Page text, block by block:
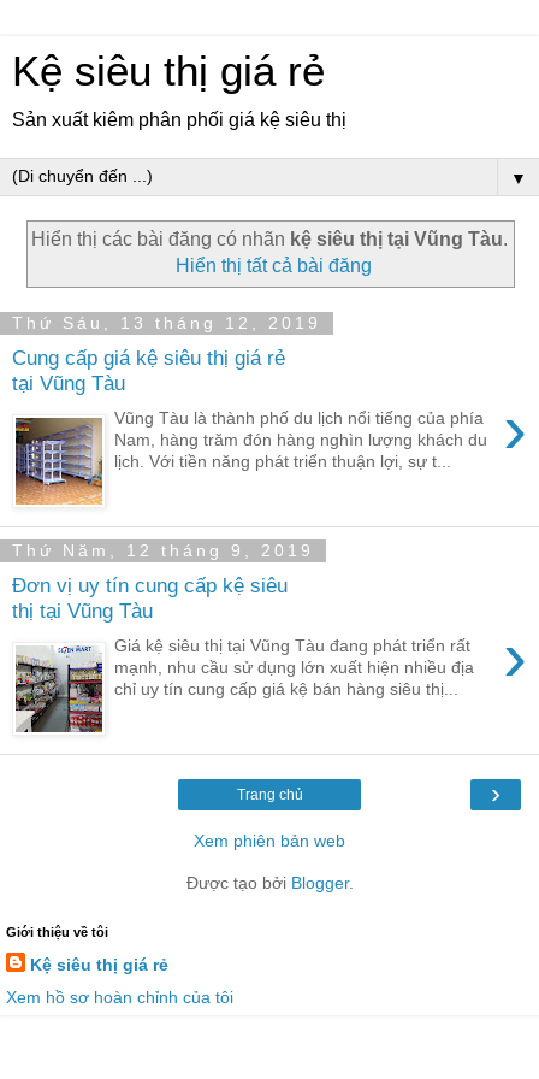
Kệ siêu thị giá rẻ
Sản xuất kiêm phân phối giá kệ siêu thị
▼
Hiển thị các bài đăng có nhãn kệ siêu thị tại Vũng Tàu.
Hiển thị tất cả bài đăng
Thứ Sáu, 13 tháng 12, 2019
Cung cấp giá kệ siêu thị giá rẻ
tại Vũng Tàu
›
Vũng Tàu là thành phố du lịch nổi tiếng của phía
Nam, hàng trăm đón hàng nghìn lượng khách du
lịch. Với tiền năng phát triển thuận lợi, sự t...
Thứ Năm, 12 tháng 9, 2019
Đơn vị uy tín cung cấp kệ siêu
thị tại Vũng Tàu
›
Giá kệ siêu thị tại Vũng Tàu đang phát triển rất
mạnh, nhu cầu sử dụng lớn xuất hiện nhiều địa
chỉ uy tín cung cấp giá kệ bán hàng siêu thị...
›
Trang chủ
Xem phiên bản web
Được tạo bởi Blogger.
Giới thiệu về tôi
Kệ siêu thị giá rẻ
Xem hồ sơ hoàn chỉnh của tôi